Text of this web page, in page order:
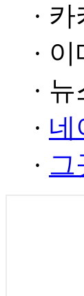
·
·
·
· 네
· 그